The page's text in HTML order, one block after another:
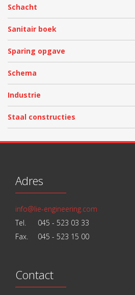
Schacht
Sanitair boek
Sparing opgave
Schema
Industrie
Staal constructies
Adres
info@lie-engineering.com
Tel.
045 - 523 03 33
Fax.
045 - 523 15 00
Contact